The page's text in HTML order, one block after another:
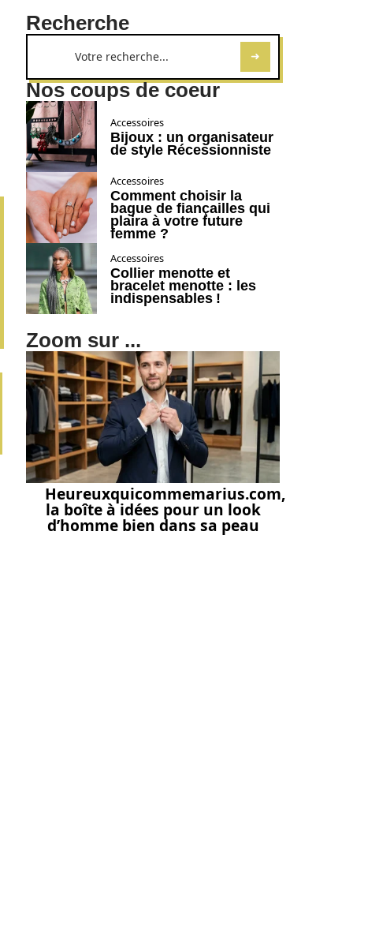
Recherche
Nos coups de coeur
Accessoires
Bijoux : un organisateur
de style Récessionniste
Accessoires
Comment choisir la
bague de fiançailles qui
plaira à votre future
femme ?
Accessoires
Collier menotte et
bracelet menotte : les
indispensables !
Zoom sur ...
Heureuxquicommemarius.com,
la boîte à idées pour un look
d’homme bien dans sa peau